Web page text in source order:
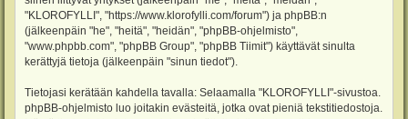
"KLOROFYLLI", "https://www.klorofylli.com/forum") ja phpBB:n
(jälkeenpäin "he", "heitä", "heidän", "phpBB-ohjelmisto",
"www.phpbb.com", "phpBB Group", "phpBB Tiimit") käyttävät sinulta
kerättyjä tietoja (jälkeenpäin "sinun tiedot").
Tietojasi kerätään kahdella tavalla: Selaamalla "KLOROFYLLI"-sivustoa.
phpBB-ohjelmisto luo joitakin evästeitä, jotka ovat pieniä tekstitiedostoja.